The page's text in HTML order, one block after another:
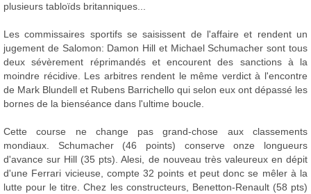
plusieurs tabloïds britanniques...
Les commissaires sportifs se saisissent de l'affaire et rendent un
jugement de Salomon: Damon Hill et Michael Schumacher sont tous
deux sévèrement réprimandés et encourent des sanctions à la
moindre récidive. Les arbitres rendent le même verdict à l'encontre
de Mark Blundell et Rubens Barrichello qui selon eux ont dépassé les
bornes de la bienséance dans l'ultime boucle.
Cette course ne change pas grand-chose aux classements
mondiaux. Schumacher (46 points) conserve onze longueurs
d'avance sur Hill (35 pts). Alesi, de nouveau très valeureux en dépit
d'une Ferrari vicieuse, compte 32 points et peut donc se mêler à la
lutte pour le titre. Chez les constructeurs, Benetton-Renault (58 pts)